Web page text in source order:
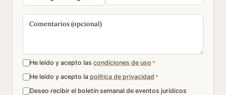
He leído y acepto las condiciones de uso *
He leído y acepto la política de privacidad *
Deseo recibir el boletín semanal de eventos jurídicos